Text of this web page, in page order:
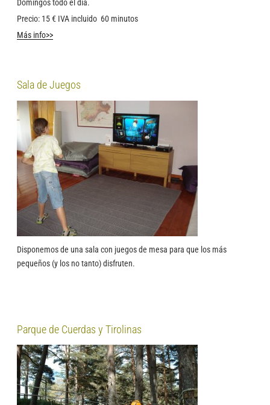
Domingos todo el día.
Precio: 15 € IVA incluido 60 minutos
Más info>>
Sala de Juegos
Disponemos de una sala con juegos de mesa para que los más
pequeños (y los no tanto) disfruten.
Parque de Cuerdas y Tirolinas